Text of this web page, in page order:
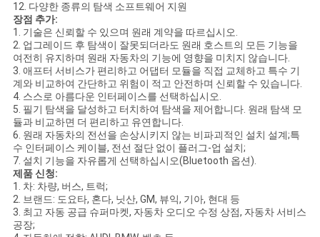
우
사
이
트
맵
PRIVACY
POLICY
12. 다양한 종류의 탐색 소프트웨어 지원
장점 추가:
1. 기술은 신뢰할 수 있으며 원래 계약을 따르십시오.
2. 업그레이드 후 탐색이 잘못되더라도 원래 호스트의 모든 기능을
여전히 유지하며 원래 자동차의 기능에 영향을 미치지 않습니다.
3. 애프터 서비스가 편리하고 어댑터 모듈을 직접 교체하고 특수 기
계와 비교하여 간단하고 위험이 적고 안전하며 신뢰할 수 있습니다.
4. 스스로 아름다운 인터페이스를 선택하십시오.
5. 필기 탐색을 달성하고 터치하여 탐색을 제어합니다. 원래 탐색 모
듈과 비교하면 더 편리하고 유연합니다.
6. 원래 자동차의 전선을 손상시키지 않는 비파괴적인 설치 설계;특
수 인터페이스 케이블, 전선 절단 없이 플러그-업 설치;
7. 설치 기능을 자유롭게 선택하십시오(Bluetooth 옵션).
제품 신청:
1. 차: 차량, 버스, 트럭;
2. 브랜드: 도요타, 혼다, 닛산, GM, 뷰익, 기아, 현대 등
3. 최고 자동 공급 슈퍼마켓, 자동차 오디오 수정 상점, 자동차 서비스
공장;